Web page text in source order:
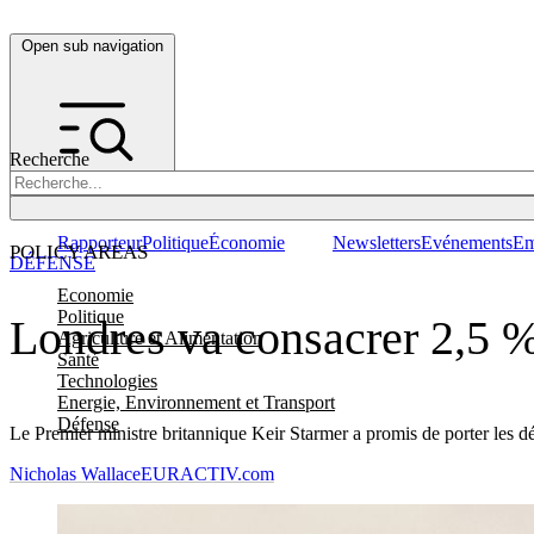
Open sub navigation
Recherche
POLICY AREAS
Economie
Politique
Agriculture et Alimentation
Santé
Technologies
Energie, Environnement et Transport
Défense
RapporteurPolitiqueÉconomie NewslettersEvénements
Londres va consacrer 2,5
Le Premier ministre britannique Keir Starmer a promis de porter les
DÉFENSE
Nicholas WallaceEURACTIV.com